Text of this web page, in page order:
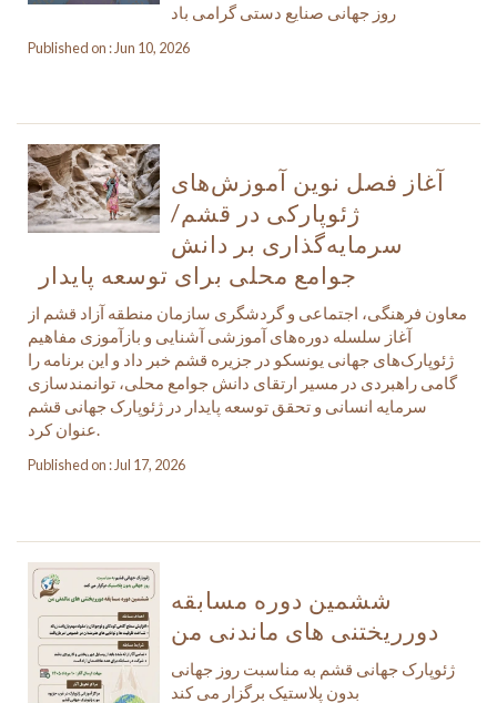
روز جهانی صنایع دستی گرامی باد
Published on : Jun 10, 2026
آغاز فصل نوین آموزش‌های
ژئوپارکی در قشم/
سرمایه‌گذاری بر دانش
جوامع محلی برای توسعه پایدار
معاون فرهنگی، اجتماعی و گردشگری سازمان منطقه آزاد قشم از
آغاز سلسله دوره‌های آموزشی آشنایی و بازآموزی مفاهیم
ژئوپارک‌های جهانی یونسکو در جزیره قشم خبر داد و این برنامه را
گامی راهبردی در مسیر ارتقای دانش جوامع محلی، توانمندسازی
سرمایه انسانی و تحقق توسعه پایدار در ژئوپارک جهانی قشم
عنوان کرد.
Published on : Jul 17, 2026
ششمین دوره مسابقه
دورریختنی های ماندنی من
ژئوپارک جهانی قشم به مناسبت روز جهانی
بدون پلاستیک برگزار می کند